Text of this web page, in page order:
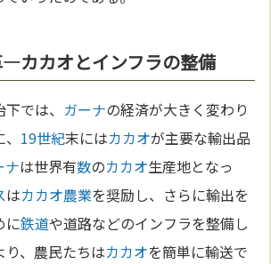
カカオとインフラの整備
では、 ガーナの経済が大きく変わり
19世紀末にはカカオが主要な輸出品
ナは世界有数のカカオ生産地となっ
はカカオ農業を奨励し、さらに輸出を
に鉄道や道路などのインフラを整備し
り、農民たちはカカオを簡単に輸送で